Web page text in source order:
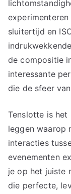
sluitertijd en
de compositie
interessante
die de sfeer
Tenslotte is
leggen waarop
interacties
evenementen
je op het juiste
die perfecte,